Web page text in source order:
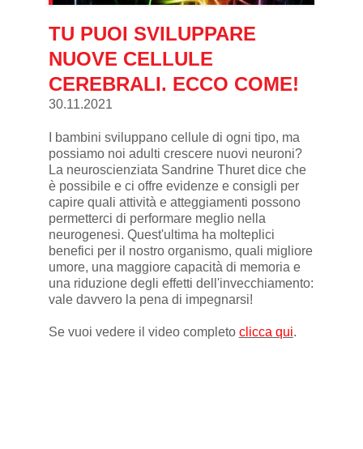
TU PUOI SVILUPPARE
NUOVE CELLULE
CEREBRALI. ECCO COME!
30.11.2021
I bambini sviluppano cellule di ogni tipo, ma
possiamo noi adulti crescere nuovi neuroni?
La neuroscienziata Sandrine Thuret dice che
è possibile e ci offre evidenze e consigli per
capire quali attività e atteggiamenti possono
permetterci di performare meglio nella
neurogenesi. Quest'ultima ha molteplici
benefici per il nostro organismo, quali migliore
umore, una maggiore capacità di memoria e
una riduzione degli effetti dell'invecchiamento:
vale davvero la pena di impegnarsi!
Se vuoi vedere il video completo clicca qui.